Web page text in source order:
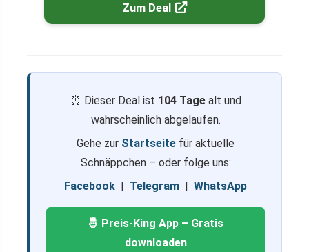
Zum Deal
⏰ Dieser Deal ist 104 Tagealt und
wahrscheinlich abgelaufen.
Gehe zur Startseite für aktuelle
Schnäppchen – oder folge uns:
Facebook | Telegram | WhatsApp
🤴 Preis-King App – Gratis
downloaden